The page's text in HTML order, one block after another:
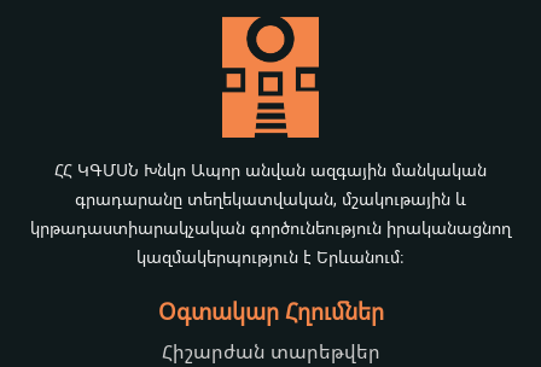
ՀՀ ԿԳՄՍՆ Խնկո Ապոր անվան ազգային մանկական
գրադարանը տեղեկատվական, մշակութային և
կրթադաստիարակչական գործունեություն իրականացնող
կազմակերպություն է Երևանում։
Օգտակար Հղումներ
Հիշարժան տարեթվեր